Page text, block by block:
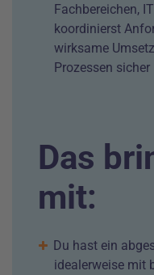
Fachbereichen,
koordinierst
wirksame
Prozessen sicher
Das
mit:
Du hast ein
idealerweise mit